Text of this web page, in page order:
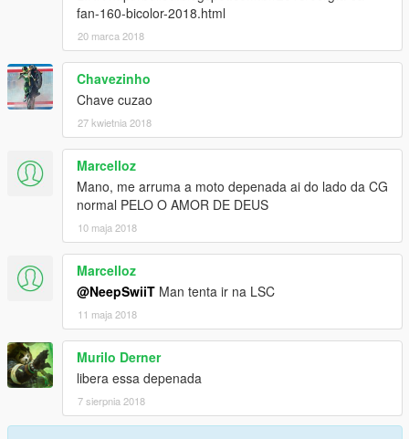
fan-160-bicolor-2018.html
20 marca 2018
Chavezinho
Chave cuzao
27 kwietnia 2018
Marcelloz
Mano, me arruma a moto depenada ai do lado da CG
normal PELO O AMOR DE DEUS
10 maja 2018
Marcelloz
@NeepSwiiT Man tenta ir na LSC
11 maja 2018
Murilo Derner
libera essa depenada
7 sierpnia 2018